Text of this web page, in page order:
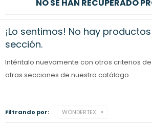
NO SE HAN RECUPERADO
¡Lo sentimos! No hay
sección.
Inténtalo nuevamente con otros criterios
otras secciones de nuestro catálogo.
Filtrando por: WONDERTEX